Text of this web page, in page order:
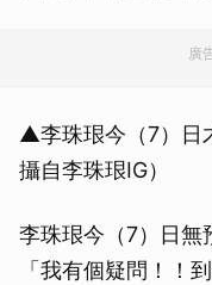
廣
▲李珠珢今（7）日
攝自李珠珢IG）
李珠珢今（7）日
「我有個疑問！！